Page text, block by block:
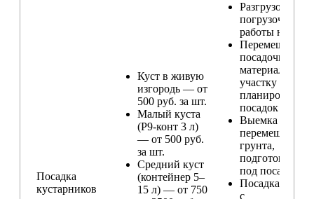
Посадка
кустарников
Куст в живую
изгородь — от
500 руб. за шт.
Малый куста
(Р9-конт 3 л)
— от 500 руб.
за шт.
Средний куст
(контейнер 5–
15 л) — от 750
Разгрузо-
погрузочные
работы на
Перемещение
посадочного
материала по
участку и
планирование
посадок
Выемка и
перемещение
грунта,
подготовка
под посадку
Посадка
с